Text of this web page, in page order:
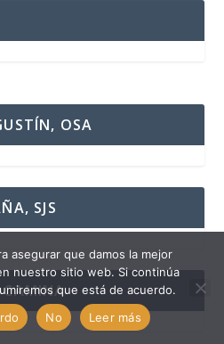
OSA
SJS
asegurar que damos la mejor
nuestro sitio web. Si continúa
que está de acuerdo.
No Leer más